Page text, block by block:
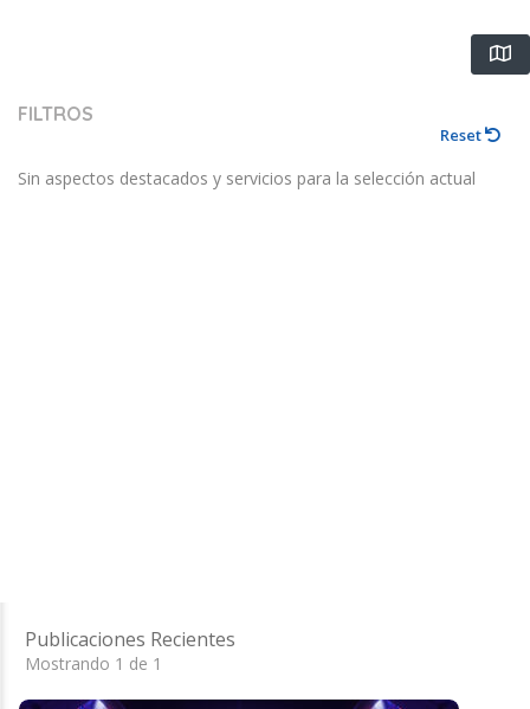
FILTROS
Reset
Sin aspectos destacados y servicios para la selección actual
Publicaciones Recientes
Mostrando 1 de 1